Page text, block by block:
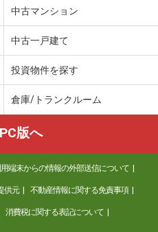
中古マンション
中古一戸建て
投資物件を探す
倉庫/トランクルーム
PC版へ
端末からの情報の外部送信について
供元 不動産情報に関する免責事項
消費税に関する表記について